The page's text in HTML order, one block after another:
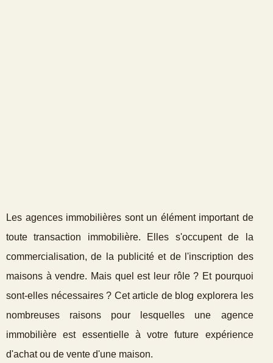
Les agences immobilières sont un élément important de
toute transaction immobilière. Elles s'occupent de la
commercialisation, de la publicité et de l'inscription des
maisons à vendre. Mais quel est leur rôle ? Et pourquoi
sont-elles nécessaires ? Cet article de blog explorera les
nombreuses raisons pour lesquelles une agence
immobilière est essentielle à votre future expérience
d'achat ou de vente d'une maison.